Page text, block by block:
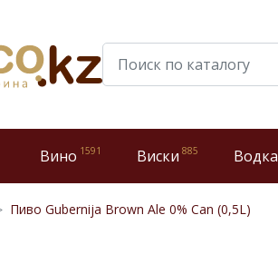
Вино 1591 Виски 885 Водка
Пиво Gubernija Brown Ale 0% Can (0,5L)